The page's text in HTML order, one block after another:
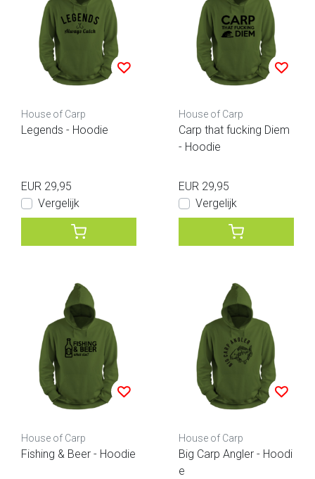
House of Carp
Legends - Hoodie
EUR 29,95
Vergelijk
House of Carp
Carp that fucking Diem
- Hoodie
EUR 29,95
Vergelijk
House of Carp
Fishing & Beer - Hoodie
House of Carp
Big Carp Angler - Hoodi
e